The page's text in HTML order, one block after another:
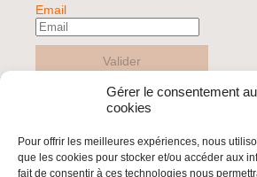
Gérer le consentement
cookies
Pour offrir les meilleures expériences, nous
que les cookies pour stocker et/ou accéder aux
fait de consentir à ces technologies nous
Email
Valider
citoyenne et non-violente à l'impunité d'Israël |